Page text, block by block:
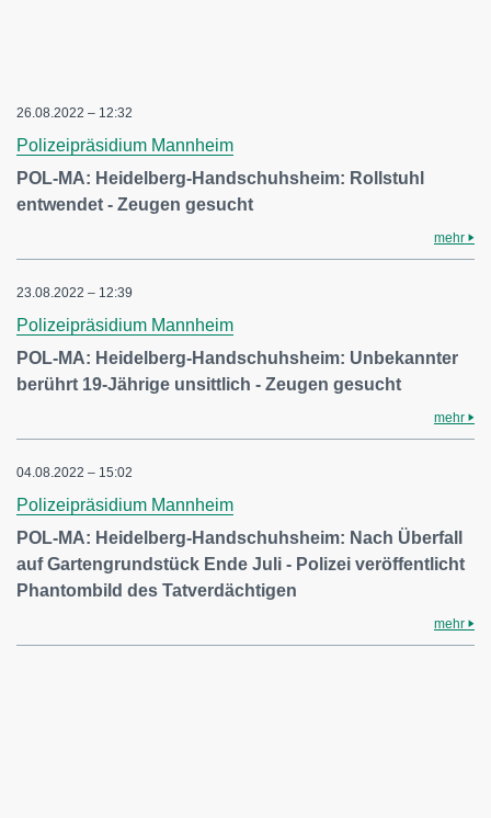
26.08.2022 – 12:32
Polizeipräsidium Mannheim
POL-MA: Heidelberg-Handschuhsheim: Rollstuhl
entwendet - Zeugen gesucht
mehr
23.08.2022 – 12:39
Polizeipräsidium Mannheim
POL-MA: Heidelberg-Handschuhsheim: Unbekannter
berührt 19-Jährige unsittlich - Zeugen gesucht
mehr
04.08.2022 – 15:02
Polizeipräsidium Mannheim
POL-MA: Heidelberg-Handschuhsheim: Nach Überfall
auf Gartengrundstück Ende Juli - Polizei veröffentlicht
Phantombild des Tatverdächtigen
mehr